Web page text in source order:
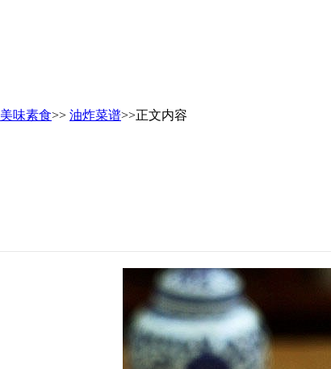
美味素食>> 油炸菜谱>>正文内容